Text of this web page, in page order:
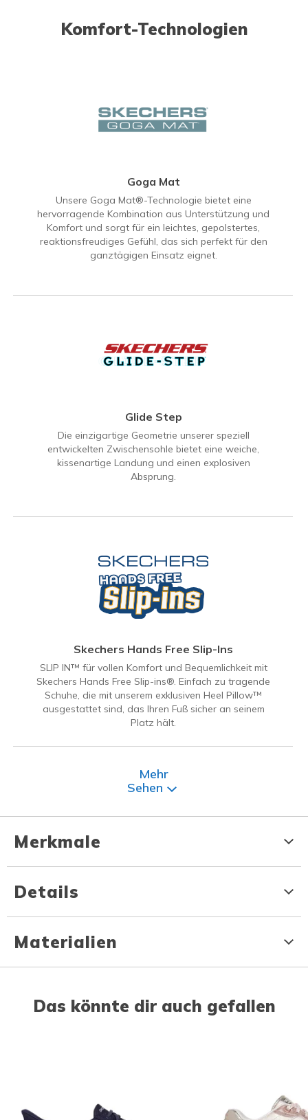
Komfort-Technologien
Goga Mat
Unsere Goga Mat®-Technologie bietet eine
hervorragende Kombination aus Unterstützung und
Komfort und sorgt für ein leichtes, gepolstertes,
reaktionsfreudiges Gefühl, das sich perfekt für den
ganztägigen Einsatz eignet.
Glide Step
Die einzigartige Geometrie unserer speziell
entwickelten Zwischensohle bietet eine weiche,
kissenartige Landung und einen explosiven
Absprung.
Skechers Hands Free Slip-Ins
SLIP IN™ für vollen Komfort und Bequemlichkeit mit
Skechers Hands Free Slip-ins®. Einfach zu tragende
Schuhe, die mit unserem exklusiven Heel Pillow™
ausgestattet sind, das Ihren Fuß sicher an seinem
Platz hält.
Mehr
Sehen
Merkmale
Details
Materialien
Das könnte dir auch gefallen